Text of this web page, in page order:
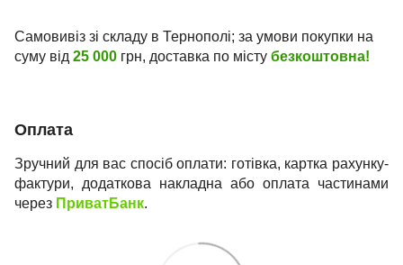
Самовивіз зі складу в Тернополі; за умови покупки на
суму від 25 000 грн, доставка по місту безкоштовна!
Оплата
Зручний для вас спосіб оплати: готівка, картка рахунку-
фактури, додаткова накладна або оплата частинами
через ПриватБанк.